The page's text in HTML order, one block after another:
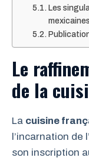
Les
mexicaines
Le
de la
La cuisine
l’incarnation de
son inscription